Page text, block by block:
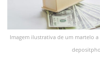
Imagem ilustrativa de um martelo